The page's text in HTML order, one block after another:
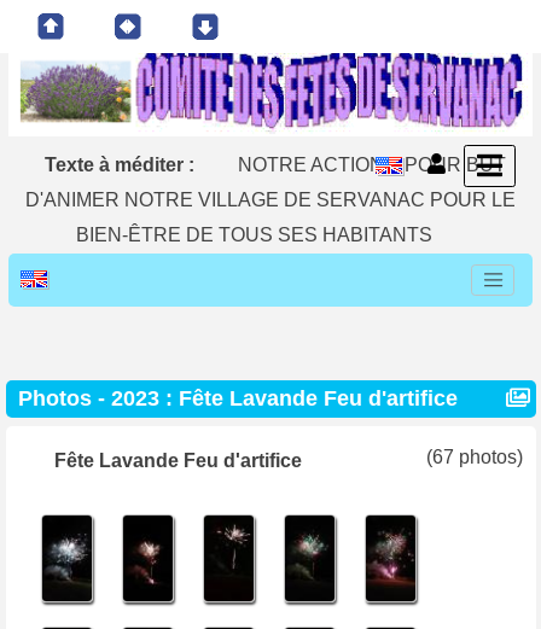
Texte à méditer :
NOTRE ACTION A POUR BUT
D'ANIMER NOTRE VILLAGE DE SERVANAC POUR LE
BIEN-ÊTRE DE TOUS SES HABITANTS
Photos - 2023 : Fête Lavande Feu d'artifice
Fête Lavande Feu d'artifice (67 photos)